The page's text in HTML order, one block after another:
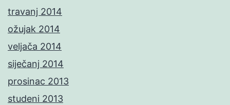
travanj 2014
ožujak 2014
veljača 2014
siječanj 2014
prosinac 2013
studeni 2013